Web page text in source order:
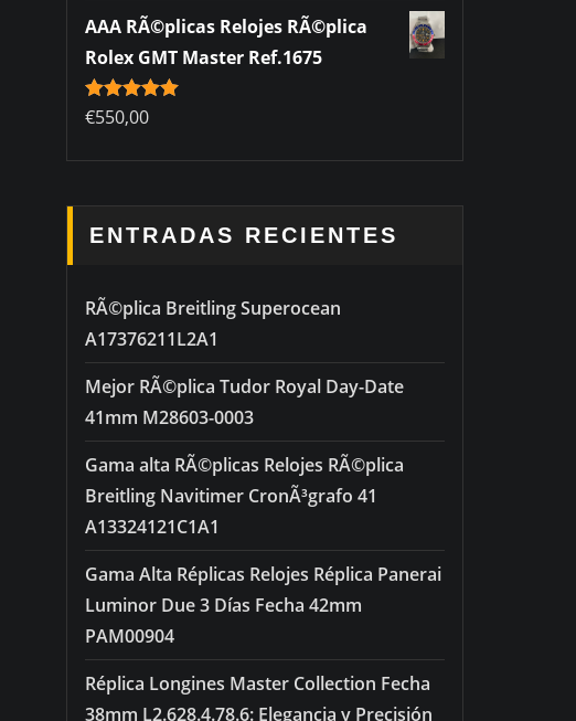
AAA RÃ©plicas Relojes RÃ©plica
Rolex GMT Master Ref.1675
Rated5.00
out of 5
€550,00
ENTRADAS RECIENTES
RÃ©plica Breitling Superocean
A17376211L2A1
Mejor RÃ©plica Tudor Royal Day-Date
41mm M28603-0003
Gama alta RÃ©plicas Relojes RÃ©plica
Breitling Navitimer CronÃ³grafo 41
A13324121C1A1
Gama Alta Réplicas Relojes Réplica Panerai
Luminor Due 3 Días Fecha 42mm
PAM00904
Réplica Longines Master Collection Fecha
38mm L2.628.4.78.6: Elegancia y Precisión